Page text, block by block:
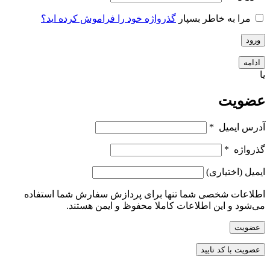
مرا به خاطر بسپار گذرواژه خود را فراموش کرده اید؟
ورود
ادامه
یا
عضویت
آدرس ایمیل *
گذرواژه *
ایمیل (اختیاری)
اطلاعات شخصی شما تنها برای پردازش سفارش شما استفاده
می‌شود و این اطلاعات کاملا محفوظ و ایمن هستند.
عضویت